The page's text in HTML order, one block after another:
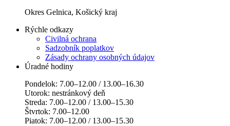
Okres Gelnica, Košický kraj
Rýchle odkazy
Civilná ochrana
Sadzobník poplatkov
Zásady ochrany osobných údajov
Úradné hodiny
Pondelok: 7.00–12.00 / 13.00–16.30
Utorok: nestránkový deň
Streda: 7.00–12.00 / 13.00–15.30
Štvrtok: 7.00–12.00
Piatok: 7.00–12.00 / 13.00–15.30